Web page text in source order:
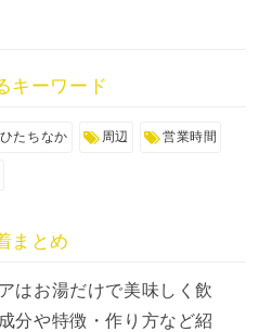
キーワード
ひたちなか 周辺 営業時間
まとめ
はお湯だけで美味しく飲
分や特徴・作り方など紹